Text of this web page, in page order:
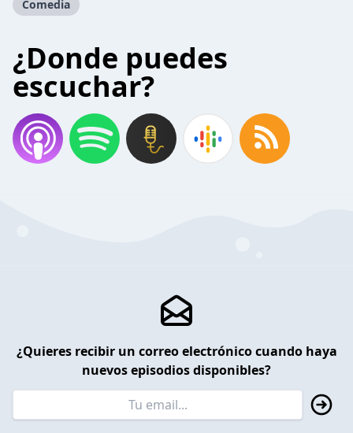
Comedia
¿Donde puedes
escuchar?
¿Quieres recibir un correo electrónico cuando haya
nuevos episodios disponibles?